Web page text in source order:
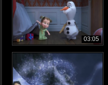
03:05